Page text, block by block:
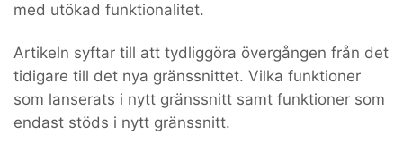
med utökad funktionalitet.
Artikeln syftar till att tydliggöra övergången från det
tidigare till det nya gränssnittet. Vilka funktioner
som lanserats i nytt gränssnitt samt funktioner som
endast stöds i nytt gränssnitt.